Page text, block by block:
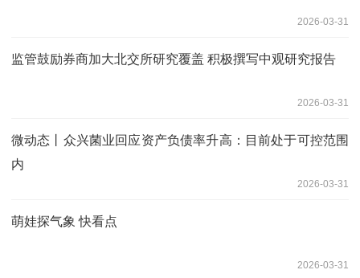
2026-03-31
监管鼓励券商加大北交所研究覆盖 积极撰写中观研究报告
2026-03-31
微动态丨众兴菌业回应资产负债率升高：目前处于可控范围
内
2026-03-31
萌娃探气象 快看点
2026-03-31